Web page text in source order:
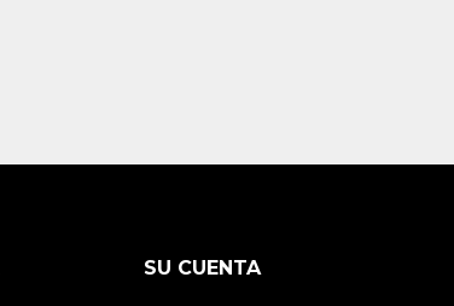
SU CUENTA